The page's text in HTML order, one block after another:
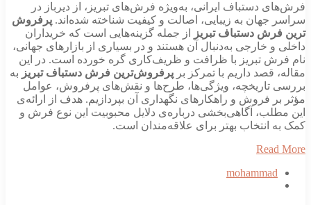
فرش‌های دستباف ایرانی، به‌ویژه فرش‌های تبریز، از دیرباز در
سراسر جهان به زیبایی، اصالت و کیفیت شناخته شده‌اند.پرفروش
ترین فرش دستباف تبریزاز جمله گزینه‌هایی است که خریداران
داخلی و خارجی به‌دنبال آن هستند و در بسیاری از بازارهای جهانی،
نام فرش تبریز با ظرافت و ظریف‌کاری گره خورده است. در این
مقاله، قصد داریم با تمرکز بر پرفروش‌ترین فرش دستباف تبریزبه
بررسی تاریخچه، ویژگی‌ها، طرح‌ها و نقش‌های پرفروش، عوامل
مؤثر بر فروش و راهکارهای نگهداری آن بپردازیم. هدف از ارائه‌ی
این مطلب، آگاهی‌بخشی درباره‌ی دلایل محبوبیت این نوع فرش و
کمک به انتخاب بهتر برای علاقه‌مندان است.
Read More
mohammad